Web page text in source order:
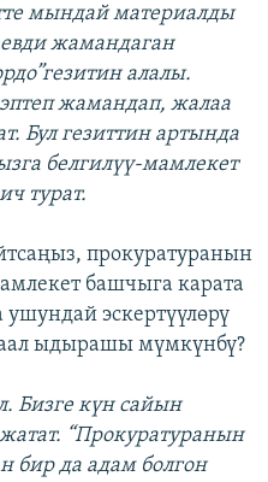
мындай материалды
жамандаган
алалы.
жамандап, жалаа
Бул гезиттин артында
белгилүү-мамлекет
турат.
прокуратуранын
башчыга карата
ушундай эскертүүлөрү
ыдырашы мүмкүнбү?
Бизге күн сайын
“Прокуратуранын
бир да адам болгон